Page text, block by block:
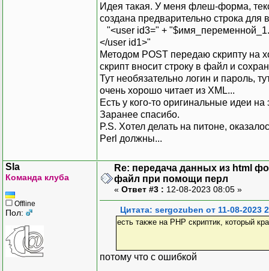
Идея такая. У меня флеш-форма,
создана предварительно строка для
"<user id3=" +
</user id1>"
Методом POST передаю скрипту на
скрипт вносит строку в файл и
Тут необязательно логин и пароль,
очень хорошо читает из XML...
Есть у кого-то оригинальные идеи на
Заранее спасибо.
P.S. Хотел делать на питоне,
Perl должны...
Sla
Команда клуба
Offline
Пол:
Re: передача данных из html
файл при помощи перл
« Ответ #3 : 12-08-2023 08:05 »
Цитата: sergozuben от 11-08-2023
есть также на РНР скриптик, который
потому что с ошибкой